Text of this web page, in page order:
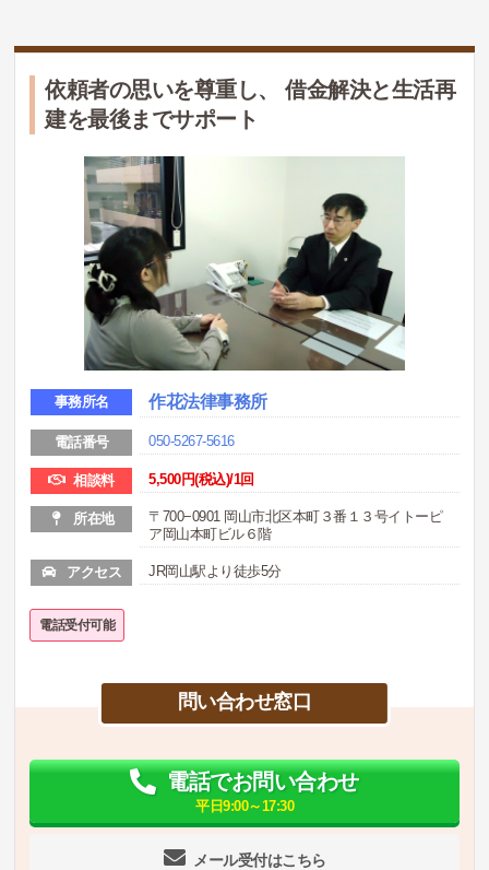
依頼者の思いを尊重し、 借金解決と生活再
建を最後までサポート
事務所名 作花法律事務所
電話番号 050-5267-5616
相談料 5,500円(税込)/1回
所在地
〒700−0901 岡山市北区本町３番１３号イトーピ
ア岡山本町ビル６階
アクセス JR岡山駅より徒歩5分
電話受付可能
問い合わせ窓口
メール受付はこちら
電話でお問い合わせ
平日9:00～17:30